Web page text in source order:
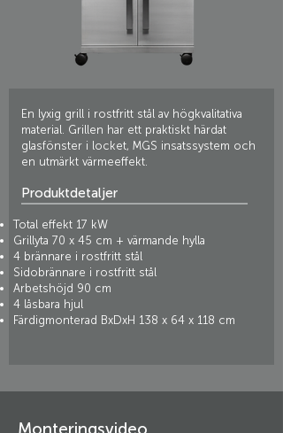
En lyxig grill i rostfritt stål av högkvalitativa
material. Grillen har ett praktiskt härdat
glasfönster i locket, MGS insatssystem och
en utmärkt värmeeffekt.
Produktdetaljer
Total effekt 17 kW
Grillyta 70 x 45 cm + värmande hylla
4 brännare i rostfritt stål
Sidobrännare i rostfritt stål
Arbetshöjd 90 cm
4 låsbara hjul
Färdigmonterad BxDxH 138 x 64 x 118 cm